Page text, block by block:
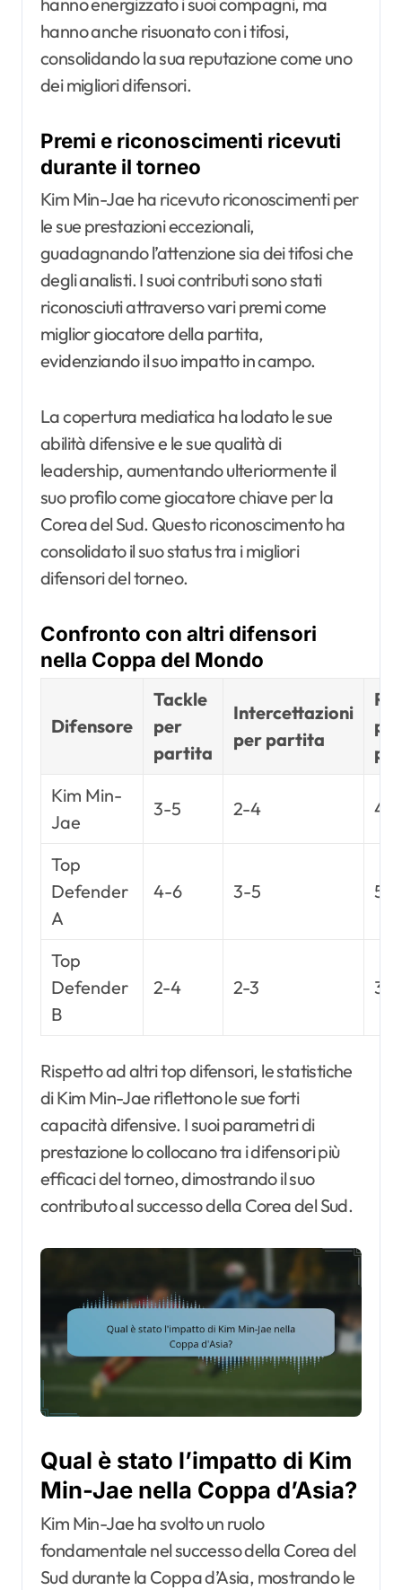
hanno anche risuonato con i tifosi,
consolidando la sua reputazione come uno
dei migliori difensori.
Premi e riconoscimenti ricevuti
durante il torneo
Kim Min-Jae ha ricevuto riconoscimenti per
le sue prestazioni eccezionali,
guadagnando l’attenzione sia dei tifosi che
degli analisti. I suoi contributi sono stati
riconosciuti attraverso vari premi come
miglior giocatore della partita,
evidenziando il suo impatto in campo.
La copertura mediatica ha lodato le sue
abilità difensive e le sue qualità di
leadership, aumentando ulteriormente il
suo profilo come giocatore chiave per la
Corea del Sud. Questo riconoscimento ha
consolidato il suo status tra i migliori
difensori del torneo.
Confronto con altri difensori
nella Coppa del Mondo
Difensore
Tackle
per
partita
Intercettazioni
per partita
per
Kim Min-
Jae
3-5 2-4 4-
Top
Defender
A
4-6 3-5 5-7
Top
Defender
B
2-4 2-3 3-5
Rispetto ad altri top difensori, le statistiche
di Kim Min-Jae riflettono le sue forti
capacità difensive. I suoi parametri di
prestazione lo collocano tra i difensori più
efficaci del torneo, dimostrando il suo
contributo al successo della Corea del Sud.
Qual è stato l’impatto di Kim
Min-Jae nella Coppa d’Asia?
Kim Min-Jae ha svolto un ruolo
fondamentale nel successo della Corea del
Sud durante la Coppa d’Asia, mostrando le